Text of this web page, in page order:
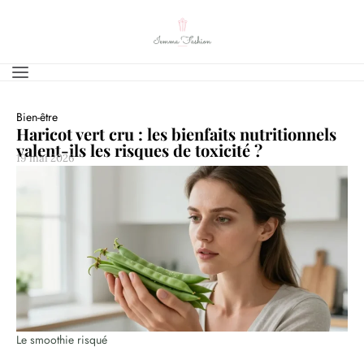
Bien-être
Haricot vert cru : les bienfaits nutritionnels
valent-ils les risques de toxicité ?
19 mai 2026
Le smoothie risqué